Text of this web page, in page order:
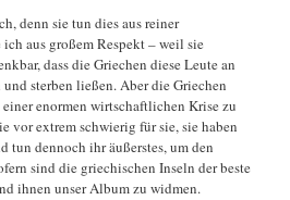
denn sie tun dies aus reiner
aus großem Respekt – weil sie
dass die Griechen diese Leute an
sterben ließen. Aber die Griechen
enormen wirtschaftlichen Krise zu
vor extrem schwierig für sie, sie haben
tun dennoch ihr äußerstes, um den
sind die griechischen Inseln der beste
ihnen unser Album zu widmen.